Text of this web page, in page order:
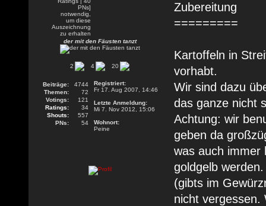
der mit den Fäusten tanzt
2 4 20
Beiträge:
4744
Themen:
72
Votings:
121
Ratings:
34
Shouts:
557
PNs:
54
Registriert:
Fr 17. Aug 2007, 14:46
Letzte Anmeldung:
Mi 7. Nov 2012, 15:06
Wohnort:
Peine
Zubereitung
=========
Kartoffeln in
vorhabt.
Wir sind dazu
das ganze nicht
Achtung: wir
geben da
was auch immer
goldgelb
(gibts im
nicht vergessen.